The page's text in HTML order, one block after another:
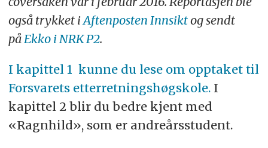
også trykket iAftenposten Innsikt ​og sendt
på Ekko i NRK P2​.
I kapittel 1 kunne du lese om opptaket til
Forsvarets etterretningshøgskole.​ I
kapittel 2 blir du bedre kjent med
«Ragnhild», som er​ andreårsstudent.